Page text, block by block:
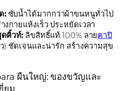
:ซับน้ำได้มากกว่าผ้าขนหนูทั่วไป
งกายแห้งเร็ว ประหยัดเวลา
คิ้วท์: ลิขสิทธิ์แท้ 100% ลายคาปิ
) ชัดเจนและน่ารัก สร้างความสุข
ผืนใหญ่: ของขวัญและ